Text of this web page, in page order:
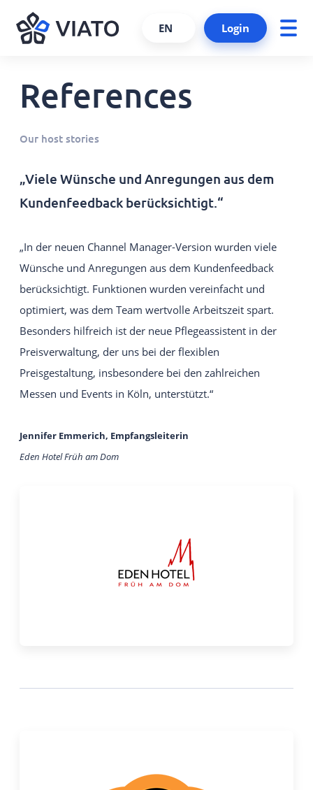
About us
References
Cooperations and partners
Become a partner
ALL PRODUCTS AND SERVICES
Consulting, support and more.
VIATO CHANNELMANAGER
We keep track of your bookings via
interfaces and platforms.
VIATO BOOKINGENGINE
Commission-free bookings via
your website.
WEBSTARTER
Intuitive and easy to use
YOUR WEBSITE
Visually appealing websites
VIATO KICKSTARTER
An easy start into online sales for
EN Login
References
Our host stories
„Viele Wünsche und Anregungen aus dem
Kundenfeedback berücksichtigt.“
„In der neuen Channel Manager-Version wurden viele
Wünsche und Anregungen aus dem Kundenfeedback
berücksichtigt. Funktionen wurden vereinfacht und
optimiert, was dem Team wertvolle Arbeitszeit spart.
Besonders hilfreich ist der neue Pflegeassistent in der
Preisverwaltung, der uns bei der flexiblen
Preisgestaltung, insbesondere bei den zahlreichen
Messen und Events in Köln, unterstützt.“
Jennifer Emmerich, Empfangsleiterin
Eden Hotel Früh am Dom